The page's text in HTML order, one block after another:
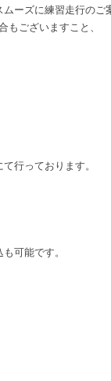
ーズに練習走行の
ございますこと、
行っております。
可能です。